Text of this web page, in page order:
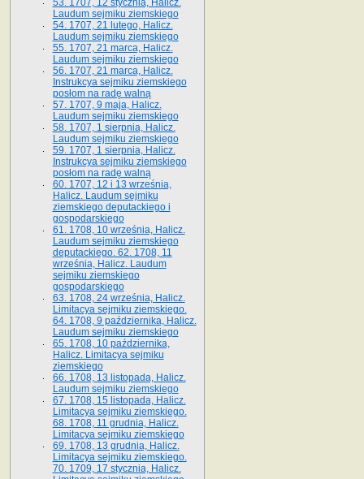
53. 1707, 12 stycznia, Halicz.
Laudum sejmiku ziemskiego
54. 1707, 21 lutego, Halicz.
Laudum sejmiku ziemskiego
55. 1707, 21 marca, Halicz.
Laudum sejmiku ziemskiego
56. 1707, 21 marca, Halicz.
Instrukcya sejmiku ziemskiego
posłom na radę walną
57. 1707, 9 maja, Halicz.
Laudum sejmiku ziemskiego
58. 1707, 1 sierpnia, Halicz.
Laudum sejmiku ziemskiego
59. 1707, 1 sierpnia, Halicz.
Instrukcya sejmiku ziemskiego
posłom na radę walną
60. 1707, 12 i 13 września,
Halicz. Laudum sejmiku
ziemskiego deputackiego i
gospodarskiego
61. 1708, 10 września, Halicz.
Laudum sejmiku ziemskiego
deputackiego. 62. 1708, 11
września, Halicz. Laudum
sejmiku ziemskiego
gospodarskiego
63. 1708, 24 września, Halicz.
Limitacya sejmiku ziemskiego.
64. 1708, 9 października, Halicz.
Laudum sejmiku ziemskiego
65­. 1708, 10 października,
Halicz. Limitacya sejmiku
ziemskiego
66. 1708, 13 listopada, Halicz.
Laudum sejmiku ziemskiego
67. 1708, 15 listopada, Halicz.
Limitacya sejmiku ziemskiego.
68. 1708, 11 grudnia, Halicz.
Limitacya sejmiku ziemskiego
69. 1708, 13 grudnia, Halicz.
Limitacya sejmiku ziemskiego.
70. 1709, 17 stycznia, Halicz.